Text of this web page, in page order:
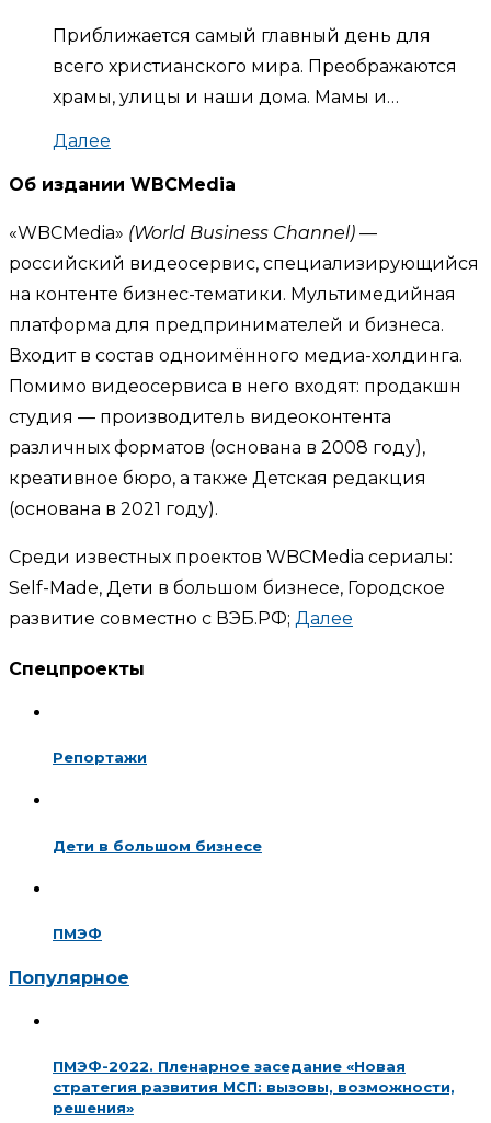
Приближается самый главный день для
всего христианского мира. Преображаются
храмы, улицы и наши дома. Мамы и…
Далее
Об издании WBCMedia
«WBCMedia» (World Business Channel) —
российский видеосервис, специализирующийся
на контенте бизнес-тематики. Мультимедийная
платформа для предпринимателей и бизнеса.
Входит в состав одноимённого медиа-холдинга.
Помимо видеосервиса в него входят: продакшн
студия — производитель видеоконтента
различных форматов (основана в 2008 году),
креативное бюро, а также Детская редакция
(основана в 2021 году).
Среди известных проектов WBCMedia сериалы:
Self-Made, Дети в большом бизнесе, Городское
развитие совместно с ВЭБ.РФ; Далее
Спецпроекты
Репортажи
Дети в большом бизнесе
ПМЭФ
Популярное
ПМЭФ-2022. Пленарное заседание «Новая
стратегия развития МСП: вызовы, возможности,
решения»